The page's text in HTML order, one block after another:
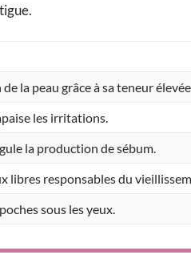
la peau grâce à sa teneur élevée
les irritations.
la production de sébum.
libres responsables du
sous les yeux.